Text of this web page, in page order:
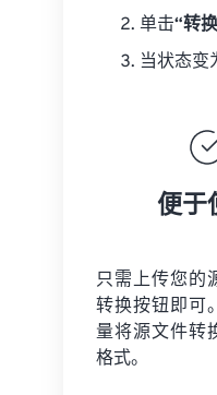
单击“转
当状态变
便于
只需上传您的
转换按钮即可
量将源文件转
格式。